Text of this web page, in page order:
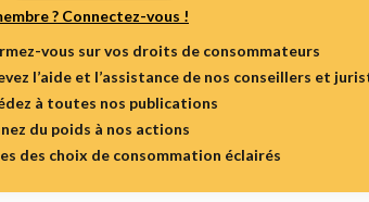
? Connectez-vous !
vous sur vos droits de consommateurs
l’aide et l’assistance de nos conseillers et
à toutes nos publications
du poids à nos actions
des choix de consommation éclairés